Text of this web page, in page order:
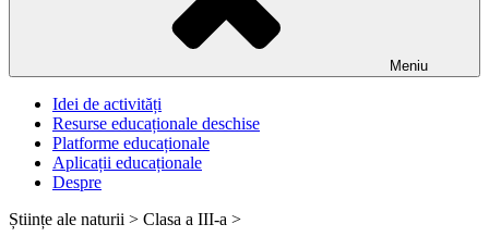
Meniu
Idei de activități
Resurse educaționale deschise
Platforme educaționale
Aplicații educaționale
Despre
Științe ale naturii > Clasa a III-a >